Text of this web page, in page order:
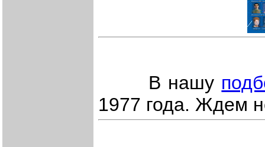
В нашу
1977 года. Ждем